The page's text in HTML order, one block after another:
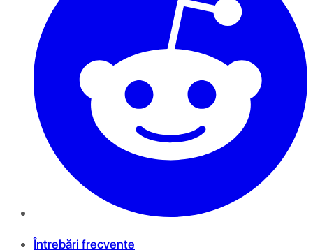
Întrebări frecvente